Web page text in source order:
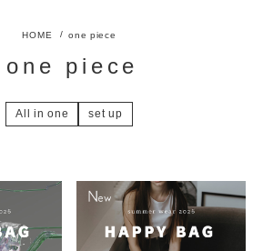
one piece
one piece
All in one set up